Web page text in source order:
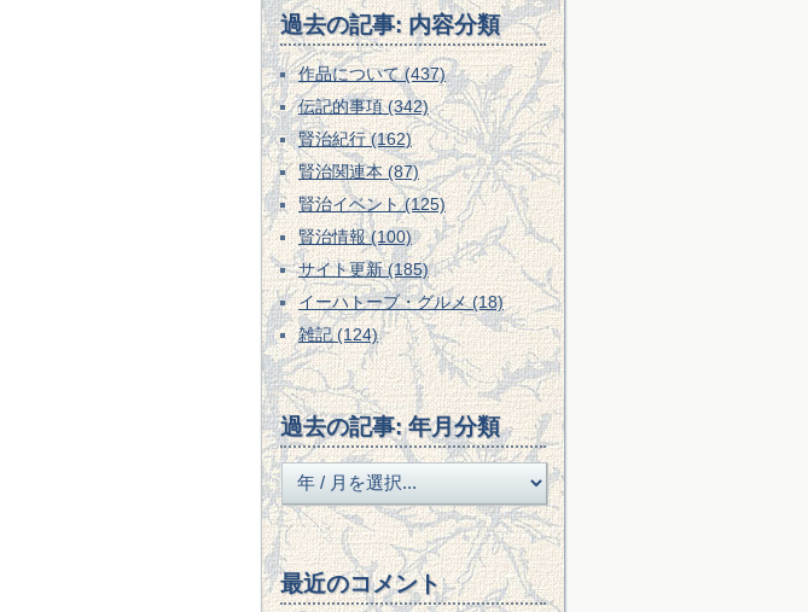
過去の記事: 内容分類
作品について (437)
伝記的事項 (342)
賢治紀行 (162)
賢治関連本 (87)
賢治イベント (125)
賢治情報 (100)
サイト更新 (185)
イーハトーブ・グルメ (18)
雑記 (124)
過去の記事: 年月分類
最近のコメント